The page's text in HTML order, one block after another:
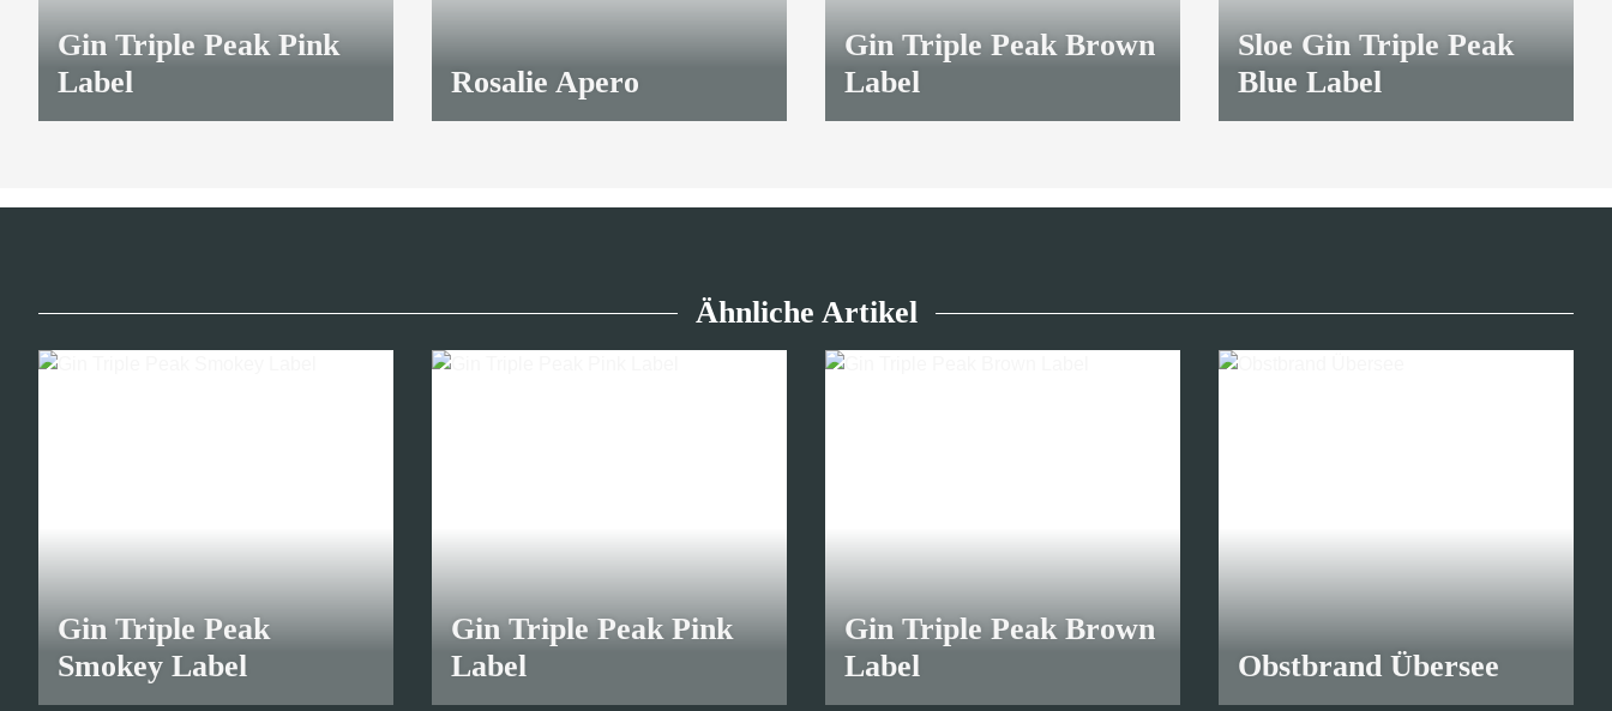
Gin Triple Peak Pink
Label
Rosalie Apero
Gin Triple Peak Brown
Label
Sloe Gin Triple Peak
Blue Label
8,25 €*
Ähnliche Artikel
Gin Triple Peak
Smokey Label
Gin Triple Peak Pink
Label
Gin Triple Peak Brown
Label
Obstbrand Übersee